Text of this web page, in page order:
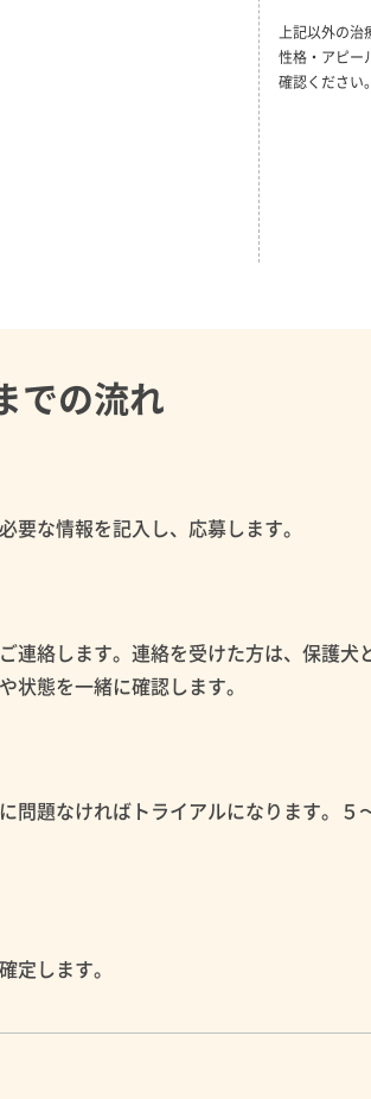
上記以外の治
性格・アピー
確認ください。
での流れ
な情報を記入し、応募します。
連絡します。連絡を受けた方は、保護犬
状態を一緒に確認します。
問題なければトライアルになります。５
定します。